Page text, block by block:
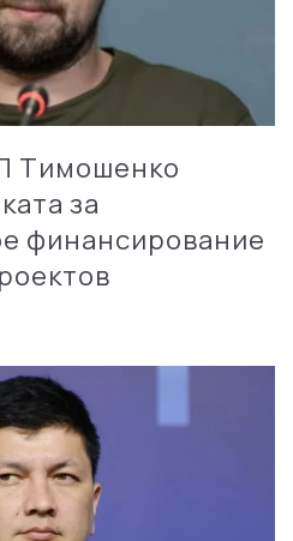
Тимошенко
за
финансирование